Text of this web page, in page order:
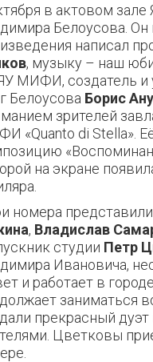
в актовом зале
Белоусова.
написал
, музыку – наш
МИФИ, создатель и
Белоусова Борис
зрителей
«Quanto di Stella».
на экране
номера представили
, Владислав
студии Петр
Ивановича,
и работает в
заниматься
прекрасный
Цветковы